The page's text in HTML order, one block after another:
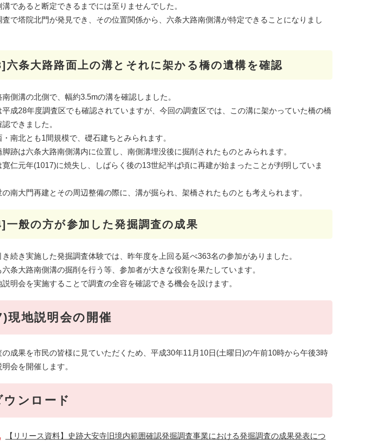
溝であると断定できるまでには至りませんでした。
査で塔院北門が発見でき、その位置関係から、六条大路南側溝が特定できることになりまし
六条大路路面上の溝とそれに架かる橋の遺構を確認
南側溝の北側で、幅約3.5mの溝を確認しました。
平成28年度調査区でも確認されていますが、今回の調査区では、この溝に架かっていた橋の橋
できました。
南北とも1間規模で、礎石建ちとみられます。
脚跡は六条大路南側溝内に位置し、南側溝埋没後に掘削されたものとみられます。
寛仁元年(1017)に焼失し、しばらく後の13世紀半ば頃に再建が始まったことが判明していま
の南大門再建とその周辺整備の際に、溝が掘られ、架橋されたものとも考えられます。
一般の方が参加した発掘調査の成果
き続き実施した発掘調査体験では、昨年度を上回る延べ363名の参加がありました。
六条大路南側溝の掘削を行う等、参加者が大きな役割を果たしています。
説明会を実施することで調査の全容を確認できる機会を設けます。
現地説明会の開催
の成果を市民の皆様に見ていただくため、平成30年11月10日(土曜日)の午前10時から午後3時
会を開催します。
ウンロード
【リリース資料】史跡大安寺旧境内範囲確認発掘調査事業における発掘調査の成果発表につ